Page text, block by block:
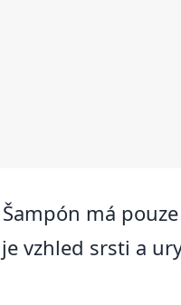
má pouze
vzhled srsti a